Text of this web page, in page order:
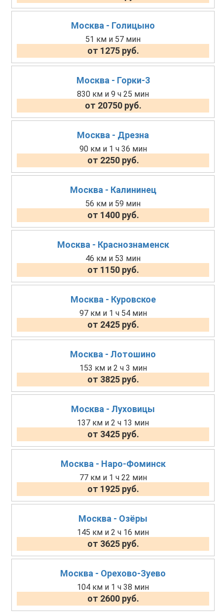
Москва - Голицыно
51 км и 57 мин
от 1275 руб.
Москва - Горки-3
830 км и 9 ч 25 мин
от 20750 руб.
Москва - Дрезна
90 км и 1 ч 36 мин
от 2250 руб.
Москва - Калининец
56 км и 59 мин
от 1400 руб.
Москва - Краснознаменск
46 км и 53 мин
от 1150 руб.
Москва - Куровское
97 км и 1 ч 54 мин
от 2425 руб.
Москва - Лотошино
153 км и 2 ч 3 мин
от 3825 руб.
Москва - Луховицы
137 км и 2 ч 13 мин
от 3425 руб.
Москва - Наро-Фоминск
77 км и 1 ч 22 мин
от 1925 руб.
Москва - Озёры
145 км и 2 ч 16 мин
от 3625 руб.
Москва - Орехово-Зуево
104 км и 1 ч 38 мин
от 2600 руб.